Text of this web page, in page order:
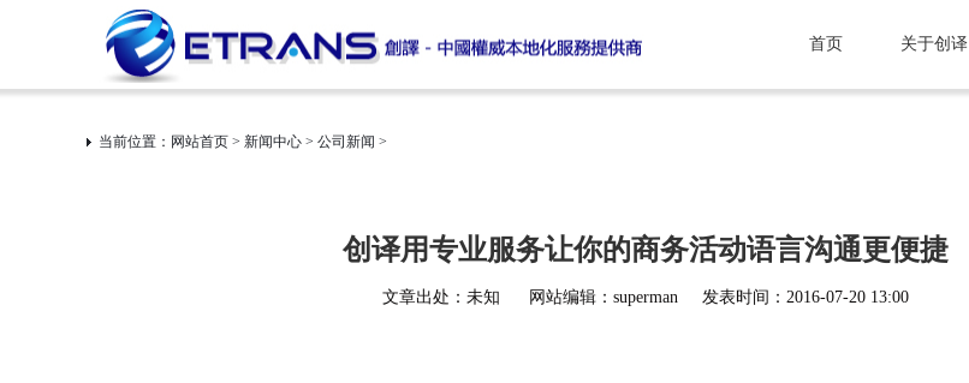
首页 关于创译
当前位置： 网站首页 > 新闻中心 > 公司新闻 >
创译用专业服务让你的商务活动语言沟通更便捷
文章出处：未知 网站编辑：superman 发表时间：2016-07-20 13:00